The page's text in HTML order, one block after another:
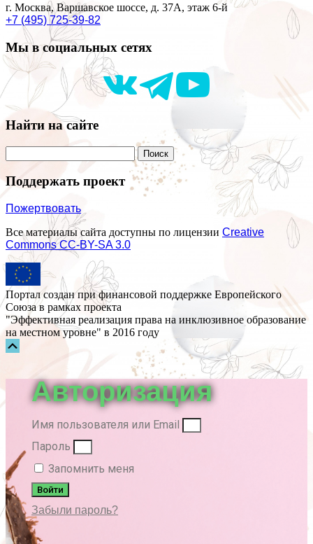
г. Москва, Варшавское шоссе, д. 37А, этаж 6-й
+7 (495) 725-39-82
Мы в социальных сетях
Найти на сайте
Поддержать проект
Пожертвовать
Все материалы сайта доступны по лицензии Creative
Commons СС-BY-SA 3.0
Портал создан при финансовой поддержке Европейского
Союза в рамках проекта
"Эффективная реализация права на инклюзивное образование
на местном уровне" в 2016 году
Прокрутка
Авторизация
Имя пользователя или Email
Пароль
Запомнить меня
Войти
Забыли пароль?